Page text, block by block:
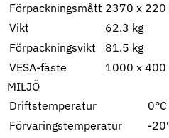
Förpackningsmått 2370 x 220
Vikt
62.3 kg
Förpackningsvikt
81.5 kg
VESA-fäste
1000 x 400
MILJÖ
Driftstemperatur
Förvaringstemperatur
-